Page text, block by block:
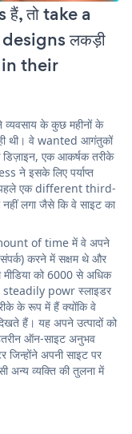
तो take a
designs लकड़ी
in their
के कुछ महीनों के
थी। वे wanted आगंतुकों
डिज़ाइन, एक आकर्षक तरीके
ने इसके लिए पर्याप्त
पहले एक different third-
लगा जैसे कि वे साइट का
of time में वे अपने
करने में सक्षम थे और
को 6000 से अधिक
steadily powr स्लाइडर
के रूप में हैं क्योंकि वे
हैं। यह अपने उत्पादों को
ऑन-साइट अनुभव
अपनी साइट पर
अन्य व्यक्ति की तुलना में